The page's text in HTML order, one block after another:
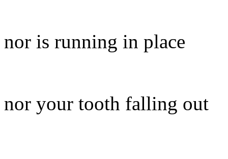
nor is running in place
nor your tooth falling out